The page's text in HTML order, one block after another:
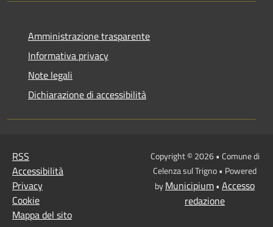
Amministrazione trasparente
Informativa privacy
Note legali
Dichiarazione di accessibilità
RSS
Accessibilità
Privacy
Cookie
Mappa del sito
Copyright © 2026 • Comune di
Celenza sul Trigno • Powered
byMunicipium• Accesso
redazione